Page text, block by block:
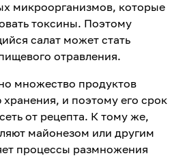
микроорганизмов, которые
токсины. Поэтому
салат может стать
отравления.
множество продуктов
хранения, и поэтому его срок
от рецепта. К тому же,
майонезом или другим
процессы размножения